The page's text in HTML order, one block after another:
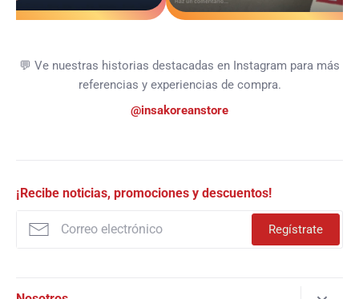
💬 Ve nuestras historias destacadas en Instagram para más
referencias y experiencias de compra.
@insakoreanstore
¡Recibe noticias, promociones y descuentos!
Regístrate